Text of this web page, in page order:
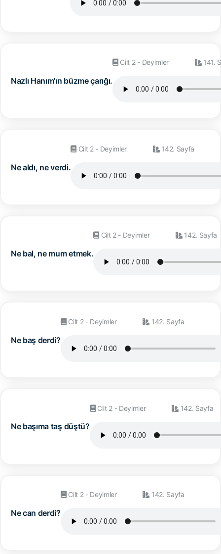
Nazlı Hanım'ın büzme çarığı.
Cilt 2 - Deyimler 141.
Ne aldı, ne verdi.
Cilt 2 - Deyimler 142. Sayfa
Ne bal, ne mum etmek.
Cilt 2 - Deyimler 142. Sayfa
Ne baş derdi?
Cilt 2 - Deyimler 142. Sayfa
Ne başıma taş düştü?
Cilt 2 - Deyimler 142. Sayfa
Ne can derdi?
Cilt 2 - Deyimler 142. Sayfa